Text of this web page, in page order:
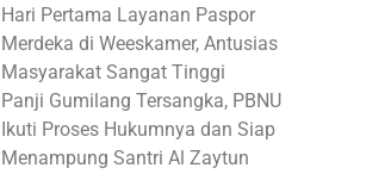
Hari Pertama Layanan Paspor
Merdeka di Weeskamer, Antusias
Masyarakat Sangat Tinggi
Panji Gumilang Tersangka, PBNU
Ikuti Proses Hukumnya dan Siap
Menampung Santri Al Zaytun